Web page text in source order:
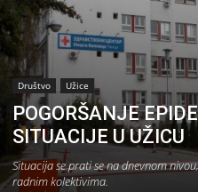
Društvo Užice
POGORŠANJE
SITUACIJE U UŽICU
Situacija se prati se na dnevnom
radnim kolektivima.